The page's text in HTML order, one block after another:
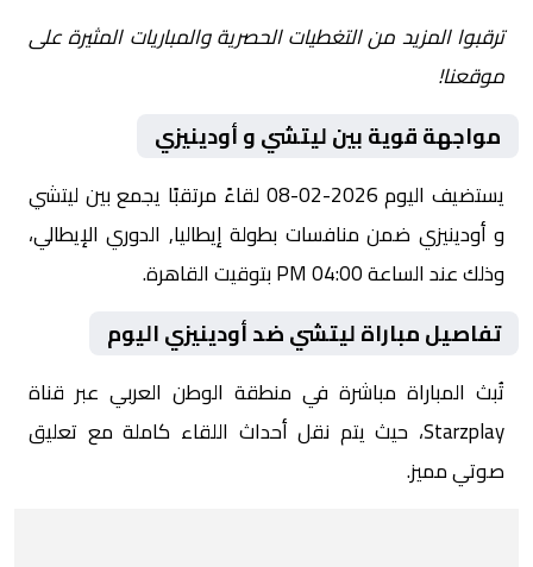
ترقبوا المزيد من التغطيات الحصرية والمباريات المثيرة على
موقعنا!
مواجهة قوية بين ليتشي و أودينيزي
يستضيف اليوم 2026-02-08 لقاءً مرتقبًا يجمع بين ليتشي
و أودينيزي ضمن منافسات بطولة إيطاليا, الدوري الإيطالي،
وذلك عند الساعة 04:00 PM بتوقيت القاهرة.
تفاصيل مباراة ليتشي ضد أودينيزي اليوم
تُبث المباراة مباشرة في منطقة الوطن العربي عبر قناة
Starzplay، حيث يتم نقل أحداث اللقاء كاملة مع تعليق
صوتي مميز.